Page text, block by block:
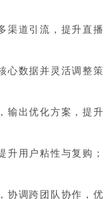
渠道引流，提升直播
心数据并灵活调整策
输出优化方案，提升
升用户粘性与复购；
协调跨团队协作，优